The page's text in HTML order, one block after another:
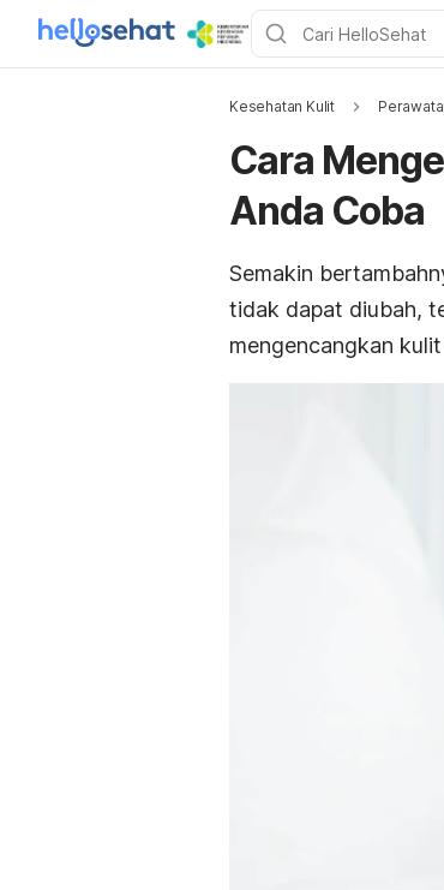
Kesehatan Kulit
Cara
Anda Coba
Semakin
tidak dapat diubah,
mengencangkan